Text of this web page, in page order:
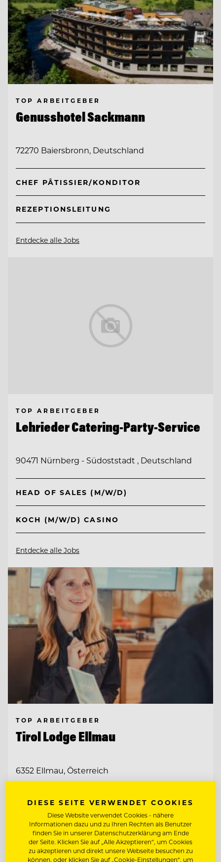
TOP ARBEITGEBER
Genusshotel Sackmann
72270 Baiersbronn, Deutschland
CHEF PÂTISSIER/KONDITOR
REZEPTIONSLEITUNG
Entdecke alle Jobs
TOP ARBEITGEBER
Lehrieder Catering-Party-Service
90471 Nürnberg - Südoststadt , Deutschland
HEAD OF SALES (M/W/D)
KOCH (M/W/D) CASINO
Entdecke alle Jobs
TOP ARBEITGEBER
Tirol Lodge Ellmau
6352 Ellmau, Österreich
(M/W/D)
RESERVIERUNG / BACK OFFICE AGENT
(M/W/D)
Entdecke alle Jobs
DIESE SEITE VERWENDET COOKIES
Diese Website verwendet Cookies - nähere
Informationen dazu und zu Ihren Rechten als Benutzer
finden Sie in unserer Datenschutzerklärung am Ende
der Seite. Klicken Sie auf „Alle Akzeptieren“, um Cookies
zu akzeptieren und direkt unsere Webseite besuchen zu
können, oder klicken Sie auf „Cookie-Einstellungen“, um